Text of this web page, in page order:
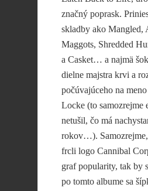
značný poprask.
skladby ako Mangled,
Maggots, Shredded
a Casket… a najmä
dielne majstra krvi a
počúvajúceho na
Locke (to samozrejme
netušil, čo má
rokov…).
frcli logo Cannibal
graf popularity, tak by
po tomto albume sa